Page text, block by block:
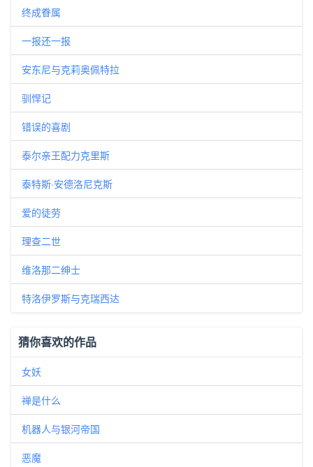
终成眷属
一报还一报
安东尼与克莉奥佩特拉
驯悍记
错误的喜剧
泰尔亲王配力克里斯
泰特斯·安德洛尼克斯
爱的徒劳
理查二世
维洛那二绅士
特洛伊罗斯与克瑞西达
猜你喜欢的作品
女妖
禅是什么
机器人与银河帝国
恶魔